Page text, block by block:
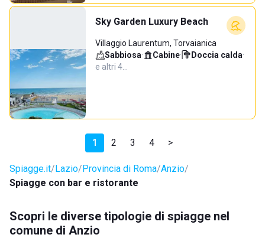
Sky Garden Luxury Beach
Villaggio Laurentum, Torvaianica
Sabbiosa· Cabine· Doccia calda·
e altri 4…
1 2 3 4 >
Spiagge.it Lazio Provincia di Roma Anzio
Spiagge con bar e ristorante
Scopri le diverse tipologie di spiagge nel
comune di Anzio